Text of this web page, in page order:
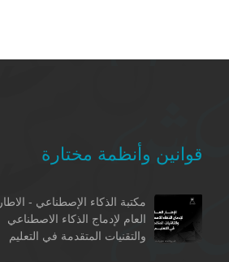
قوانين وأنظمة مختارة
مكتبة الذكاء الإصطناعي - الاطار
العام لإدماج الذكاء الاصطناعي
والتقنيات المتقدمة في التعليم